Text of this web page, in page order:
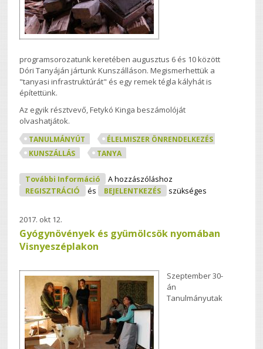
programsorozatunk keretében augusztus 6 és 10 között
Dóri Tanyáján jártunk Kunszálláson. Megismerhettük a
"tanyasi infrastruktúrát" és egy remek tégla kályhát is
építettünk.
Az egyik résztvevő, Fetykó Kinga beszámolóját
olvashatjátok.
TANULMÁNYÚT
ÉLELMISZER ÖNRENDELKEZÉS
KUNSZÁLLÁS
TANYA
További Információ Rendszer A Rendszerben? Vagy Amit
Akartok – Élet A Tanyán Tartalommal
Kapcsolatosan
A hozzászóláshoz
REGISZTRÁCIÓ
és BEJELENTKEZÉS szükséges
2017. okt 12.
Gyógynövények és gyümölcsök nyomában
Visnyeszéplakon
Szeptember 30-
án
Tanulmányutak